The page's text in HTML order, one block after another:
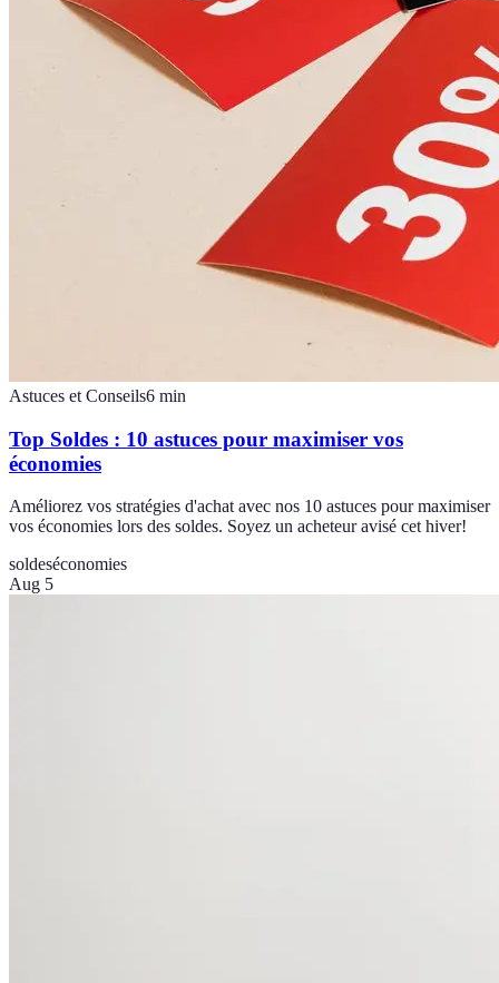
Astuces et Conseils6 min
Top Soldes : 10 astuces pour maximiser vos
économies
Améliorez vos stratégies d'achat avec nos 10 astuces pour maximiser
vos économies lors des soldes. Soyez un acheteur avisé cet hiver!
soldeséconomies
Aug 5